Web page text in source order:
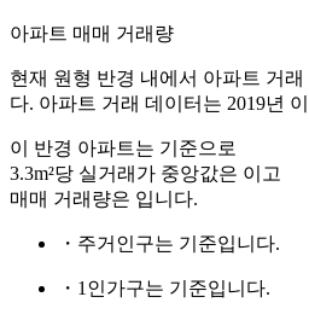
아파트 매매 거래량
현재 원형 반경 내에서 아파트 거
다. 아파트 거래 데이터는 2019년
이 반경 아파트는 기준으로
3.3m²당 실거래가 중앙값은 이고
매매 거래량은 입니다.
・주거인구는 기준입니다.
・1인가구는 기준입니다.